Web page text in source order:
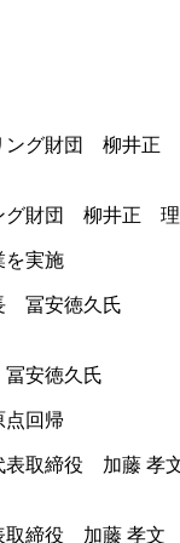
グ財団 柳井正
を実施
安徳久氏
点回帰
取締役 加藤 孝文